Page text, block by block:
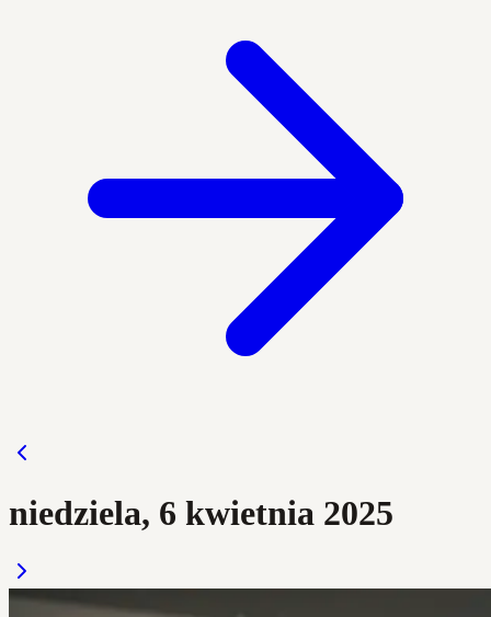
niedziela, 6 kwietnia 2025